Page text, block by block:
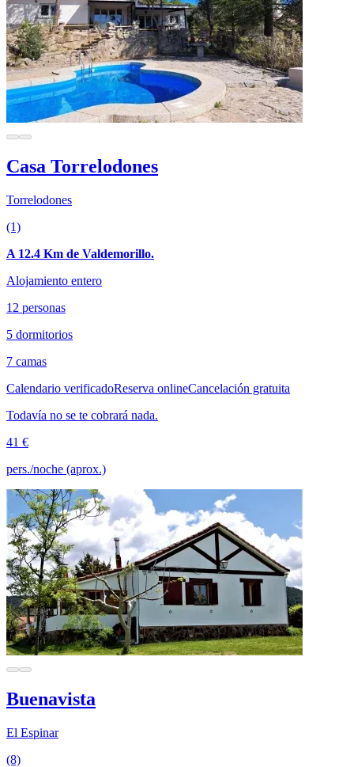
Casa Torrelodones
Torrelodones
(1)
A 12.4 Km de Valdemorillo.
Alojamiento entero
12 personas
5 dormitorios
7 camas
Calendario verificadoReserva onlineCancelación gratuita
Todavía no se te cobrará nada.
41 €
pers./noche (aprox.)
Buenavista
El Espinar
(8)